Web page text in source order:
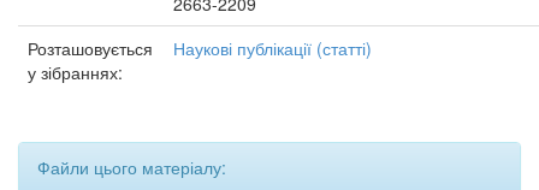
Розташовується
у зібраннях:
Наукові публікації (статті)
Файли цього матеріалу: